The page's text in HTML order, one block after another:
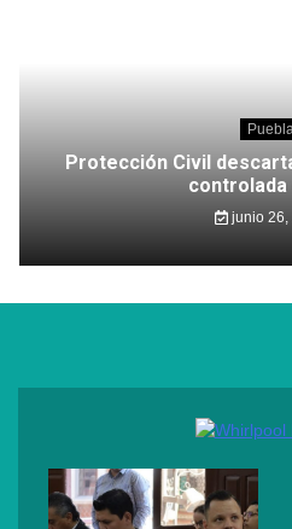
Protección Civil
controlada
junio 26,